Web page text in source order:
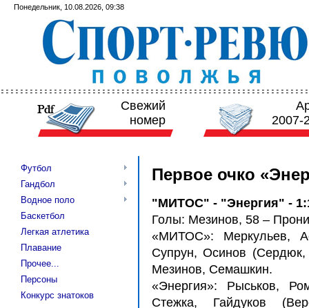
Понедельник, 10.08.2026, 09:38
Свежий
номер
2007-
Футбол
Гандбол
Водное поло
Баскетбол
Легкая атлетика
Плавание
Прочее...
Персоны
Конкурс знатоков
Первое очко
"МИТОС" - "Энергия" -
Голы: Мезинов, 58 –
«МИТОС»: Меркульев,
Супрун, Осинов (Сердюк,
Мезинов, Семашкин.
«Энергия»: Рыськов,
Стежка, Гайдуков